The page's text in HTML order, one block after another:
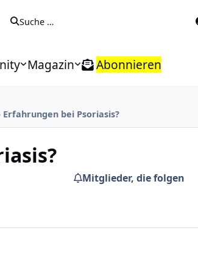
Suche …
Magazin Abonnieren
Erfahrungen bei Psoriasis?
Mitglieder, die folgen